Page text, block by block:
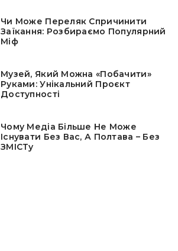
Чи Може Переляк Спричинити
Заїкання: Розбираємо Популярний
Міф
Музей, Який Можна «побачити»
Руками: Унікальний Проєкт
Доступності
Чому Медіа Більше Не Може
Існувати Без Вас, А Полтава – Без
ЗМІСТу